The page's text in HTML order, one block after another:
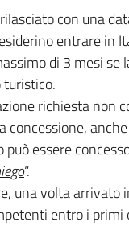
con una
entrare
di 3 mesi
richiesta non
concessione,
essere
“.
una volta arrivato
entro i primi